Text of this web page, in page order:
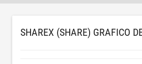
SHAREX (SHARE) GRAFICO